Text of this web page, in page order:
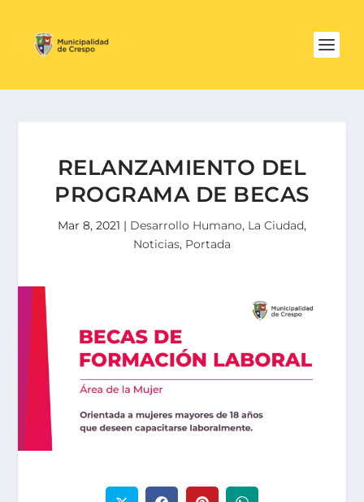
RELANZAMIENTO DEL
PROGRAMA DE BECAS
Mar 8, 2021 | Desarrollo Humano, La Ciudad,
Noticias, Portada